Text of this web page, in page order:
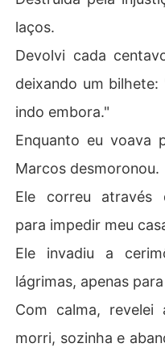
laços.
Devolvi cada
deixando um
indo embora."
Enquanto eu voava
Marcos desmoronou.
Ele correu através
para impedir meu
Ele invadiu a
lágrimas, apenas
Com calma,
morri, sozinha e